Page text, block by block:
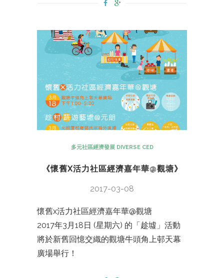
多元社區經濟發展 DIVERSE CED
《懷舊X活力社區經濟嘉年華@觀塘》
2017-03-08
懷舊x活力社區經濟嘉年華@觀塘
2017年3月18日 (星期六) 的「趁墟」活動
將於新舊回憶交織的觀塘牛頭角上邨天幕
廣場舉行！